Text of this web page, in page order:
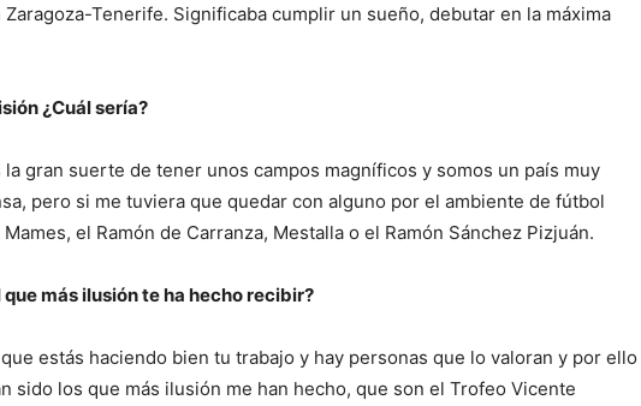
Tenerife. Significaba cumplir un sueño, debutar en la máxima
¿Cuál sería?
gran suerte de tener unos campos magníficos y somos un país muy
pero si me tuviera que quedar con alguno por el ambiente de fútbol
el Ramón de Carranza, Mestalla o el Ramón Sánchez Pizjuán.
más ilusión te ha hecho recibir?
estás haciendo bien tu trabajo y hay personas que lo valoran y por ello
sido los que más ilusión me han hecho, que son el Trofeo Vicente